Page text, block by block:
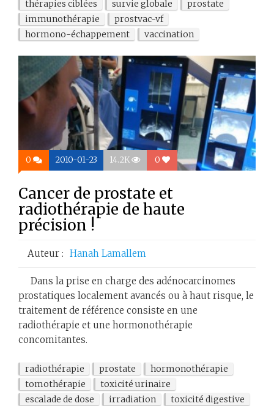
thérapies ciblées survie globale
prostate
immunothérapie
prostvac-vf
hormono-échappement
vaccination
0 2010-01-23 14.2K 0
Cancer de prostate et
radiothérapie de haute
précision !
Auteur : Hanah Lamallem
Dans la prise en charge des adénocarcinomes
prostatiques localement avancés ou à haut risque, le
traitement de référence consiste en une
radiothérapie et une hormonothérapie
concomitantes.
radiothérapie prostate
hormonothérapie
tomothérapie
toxicité urinaire
escalade de dose
irradiation toxicité digestive